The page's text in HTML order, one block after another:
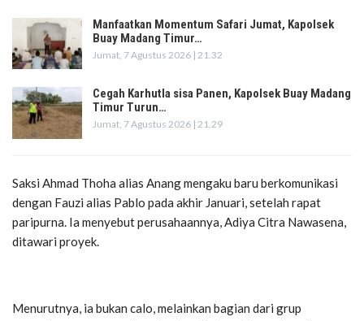
Manfaatkan Momentum Safari Jumat, Kapolsek
Buay Madang Timur…
Jumat, 7 Agustus 2026 | 21.32
Cegah Karhutla sisa Panen, Kapolsek Buay Madang
Timur Turun…
Jumat, 7 Agustus 2026 | 21.29
Saksi Ahmad Thoha alias Anang mengaku baru berkomunikasi
dengan Fauzi alias Pablo pada akhir Januari, setelah rapat
paripurna. Ia menyebut perusahaannya, Adiya Citra Nawasena,
ditawari proyek.
Menurutnya, ia bukan calo, melainkan bagian dari grup